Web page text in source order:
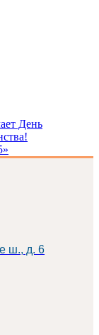
День
ш., д. 6